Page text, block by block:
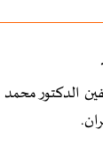
الدكتور